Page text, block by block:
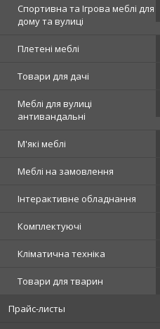
Спортивна та Ігрова меблі для
дому та вулиці
Плетені меблі
Товари для дачі
Меблі для вулиці
антивандальні
М'які меблі
Меблі на замовлення
Інтерактивне обладнання
Комплектуючі
Кліматична техніка
Товари для тварин
Прайс-листы